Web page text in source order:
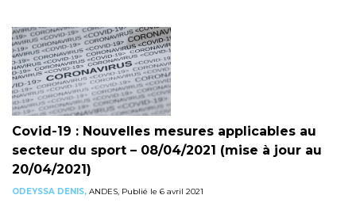
Covid-19 : Nouvelles mesures applicables au
secteur du sport – 08/04/2021 (mise à jour au
20/04/2021)
ODEYSSA DENIS, ANDES, Publié le 6 avril 2021